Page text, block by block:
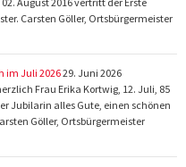
Carsten Göller, Ortsbürgermeister
im Juli 202629. Juni 2026
Frau Erika Kortwig, 12. Juli, 85
Jubilarin alles Gute, einen schönen
Göller, Ortsbürgermeister